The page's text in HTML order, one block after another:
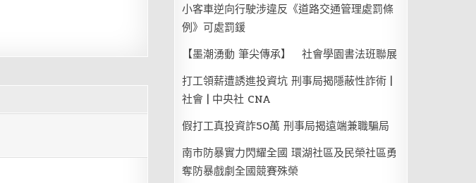
小客車逆向行駛涉違反《道路交通管理處罰條
例》可處罰鍰
【墨潮湧動 筆尖傳承】 社會學園書法班聯展
打工領薪遭誘進投資坑 刑事局揭隱蔽性詐術 |
社會 | 中央社 CNA
假打工真投資詐50萬 刑事局揭遠端兼職騙局
南市防暴實力閃耀全國 環湖社區及民榮社區勇
奪防暴戲劇全國競賽殊榮